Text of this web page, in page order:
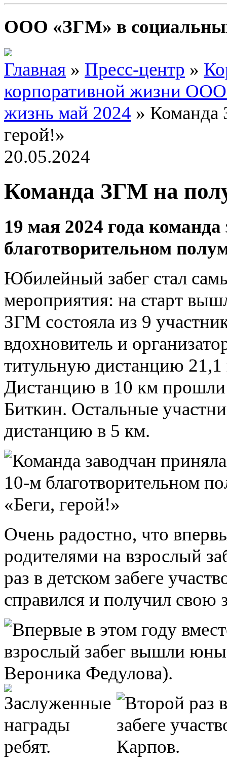
ООО «ЗГМ» в
Главная » Пресс-центр »
корпоративной жизни
жизнь май 2024 » Команда
герой!»
20.05.2024
Команда ЗГМ на
19 мая 2024 года
благотворительном
Юбилейный забег стал
мероприятия: на старт
ЗГМ состояла из 9
вдохновитель и
титульную дистанцию
Дистанцию в 10 км
Биткин. Остальные
дистанцию в 5 км.
Очень радостно, что
родителями на взрослый
раз в детском забеге
справился и получил свою